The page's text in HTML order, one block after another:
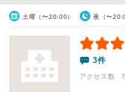
土曜（〜20:00） 夜（〜
3件
アクセス数 7